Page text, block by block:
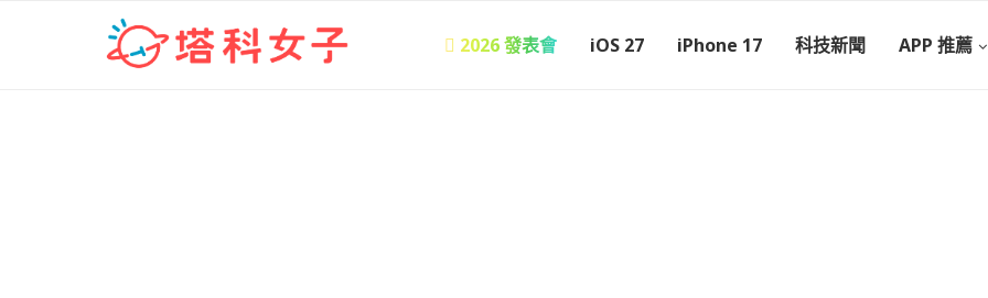
 2026 發表會 iOS 27 iPhone 17 科技新聞 APP 推薦